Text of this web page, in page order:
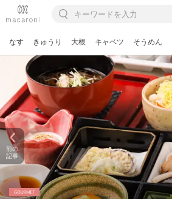
なす きゅうり 大根 キャベツ そうめん
前の
記事